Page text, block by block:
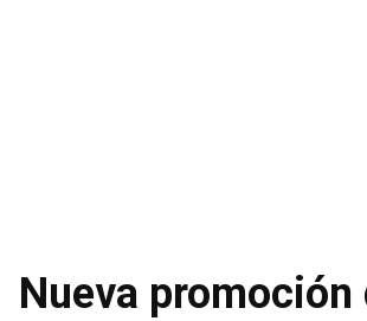
Nueva promoción